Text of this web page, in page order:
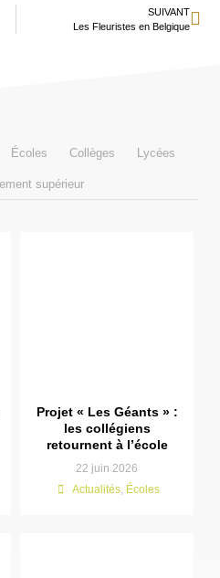
SUIVANT
Les Fleuristes en Belgique
Écoles Collèges Lycées
supérieur
Projet « Les Géants » :
les collégiens
retournent à l’école
22 juin 2026
Actualités, Écoles